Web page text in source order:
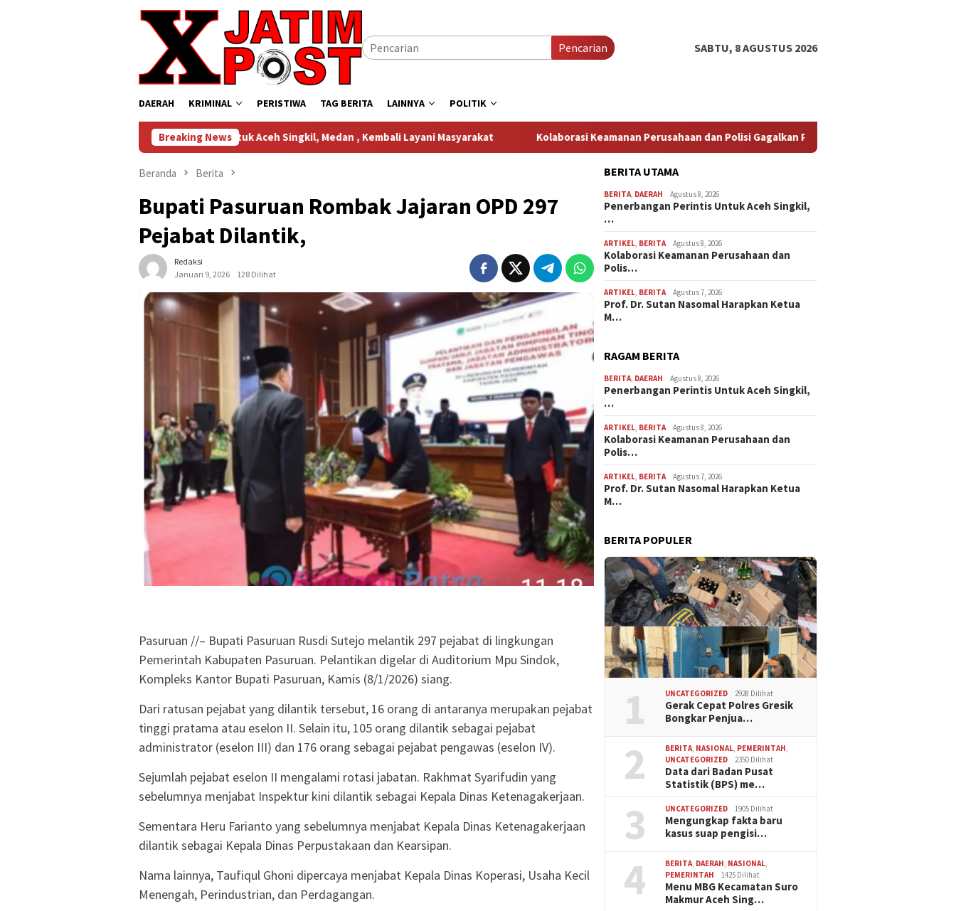
Pencarian SABTU, 8 AGUSTUS 2026
DAERAH KRIMINAL PERISTIWA TAG BERITA LAINNYA POLITIK
Breaking News
Penerbangan Perintis Untuk Aceh Singkil, Medan , Kembali Layani Masyarakat Kolaborasi Keamanan Perusahaan dan Polisi Gagalkan Pencurian Kabel Tembaga di Kawasan Industri
Beranda Berita
Bupati Pasuruan Rombak Jajaran OPD 297
Pejabat Dilantik,
Redaksi
Januari 9, 2026
128 Dilihat
Pasuruan //– Bupati Pasuruan Rusdi Sutejo melantik 297 pejabat di lingkungan
Pemerintah Kabupaten Pasuruan. Pelantikan digelar di Auditorium Mpu Sindok,
Kompleks Kantor Bupati Pasuruan, Kamis (8/1/2026) siang.
Dari ratusan pejabat yang dilantik tersebut, 16 orang di antaranya merupakan pejabat
tinggi pratama atau eselon II. Selain itu, 105 orang dilantik sebagai pejabat
administrator (eselon III) dan 176 orang sebagai pejabat pengawas (eselon IV).
Sejumlah pejabat eselon II mengalami rotasi jabatan. Rakhmat Syarifudin yang
sebelumnya menjabat Inspektur kini dilantik sebagai Kepala Dinas Ketenagakerjaan.
Sementara Heru Farianto yang sebelumnya menjabat Kepala Dinas Ketenagakerjaan
dilantik sebagai Kepala Dinas Perpustakaan dan Kearsipan.
Nama lainnya, Taufiqul Ghoni dipercaya menjabat Kepala Dinas Koperasi, Usaha Kecil
Menengah, Perindustrian, dan Perdagangan.
BERITA UTAMA
BERITA, DAERAH Agustus 8, 2026
Penerbangan Perintis Untuk Aceh Singkil,
…
ARTIKEL, BERITA Agustus 8, 2026
Kolaborasi Keamanan Perusahaan dan
Polis…
ARTIKEL, BERITA Agustus 7, 2026
Prof. Dr. Sutan Nasomal Harapkan Ketua
M…
RAGAM BERITA
BERITA, DAERAH Agustus 8, 2026
Penerbangan Perintis Untuk Aceh Singkil,
…
ARTIKEL, BERITA Agustus 8, 2026
Kolaborasi Keamanan Perusahaan dan
Polis…
ARTIKEL, BERITA Agustus 7, 2026
Prof. Dr. Sutan Nasomal Harapkan Ketua
M…
BERITA POPULER
1 UNCATEGORIZED 2928 Dilihat
Gerak Cepat Polres Gresik
Bongkar Penjua…
2 BERITA NASIONAL PEMERINTAH
UNCATEGORIZED
2350 Dilihat
Data dari Badan Pusat
Statistik (BPS) me…
3 UNCATEGORIZED 1905 Dilihat
Mengungkap fakta baru
kasus suap pengisi…
4 BERITA DAERAH NASIONAL
PEMERINTAH
1425 Dilihat
Menu MBG Kecamatan Suro
Makmur Aceh Sing…